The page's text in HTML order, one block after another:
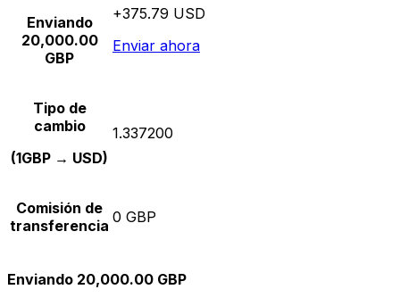
Enviando
20,000.00
GBP
+375.79 USD
Enviar ahora
Tipo de
cambio
(1GBP → USD)
1.337200
Comisión de
transferencia 0 GBP
Enviando 20,000.00 GBP